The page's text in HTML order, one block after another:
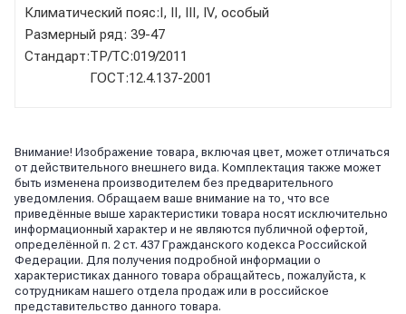
Климатический пояс:I, II, III, IV, особый
Размерный ряд: 39-47
Стандарт:ТР/ТС:019/2011
ГОСТ:12.4.137-2001
Внимание! Изображение товара, включая цвет, может отличаться
от действительного внешнего вида. Комплектация также может
быть изменена производителем без предварительного
уведомления. Обращаем ваше внимание на то, что все
приведённые выше характеристики товара носят исключительно
информационный характер и не являются публичной офертой,
определённой п. 2 ст. 437 Гражданского кодекса Российской
Федерации. Для получения подробной информации о
характеристиках данного товара обращайтесь, пожалуйста, к
сотрудникам нашего отдела продаж или в российское
представительство данного товара.